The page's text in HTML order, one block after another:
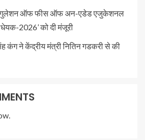
रेगुलेशन ऑफ फीस ऑफ अन-एडेड एजुकेशनल
2026’ को दी मंजूरी
कंग ने केंद्रीय मंत्री नितिन गडकरी से की